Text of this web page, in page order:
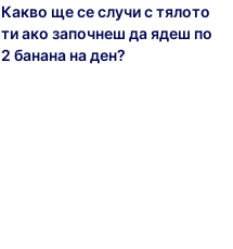
Какво ще се случи с тялото
ти ако започнеш да ядеш по
2 банана на ден?